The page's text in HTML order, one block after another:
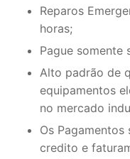
Reparos
horas;
Pague somente
Alto padrão de
equipamentos
no mercado
Os
credito e